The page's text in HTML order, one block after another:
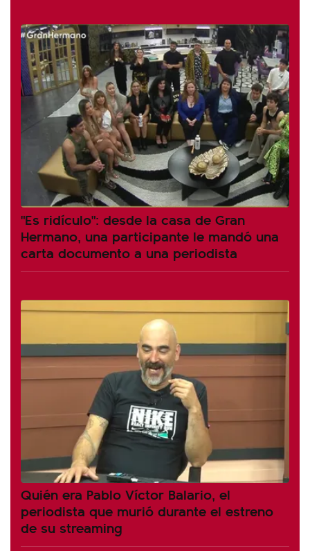
"Es ridículo": desde la casa de Gran
Hermano, una participante le mandó una
carta documento a una periodista
Quién era Pablo Víctor Balario, el
periodista que murió durante el estreno
de su streaming